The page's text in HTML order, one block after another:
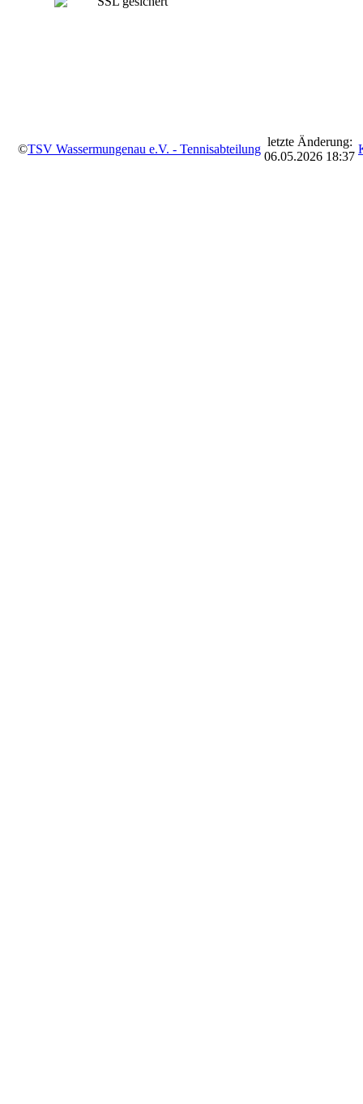
©TSV Wassermungenau e.V. - Tennisabteilung
letzte Änderung:
06.05.2026 18:37